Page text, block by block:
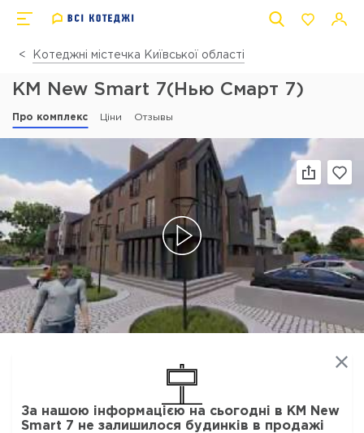
Котеджні містечка Київської області
КМ New Smart 7(Нью Смарт 7)
Про комплекс Ціни Отзывы
За нашою інформацією на сьогодні в КМ New
Smart 7 не залишилося будинків в продажі